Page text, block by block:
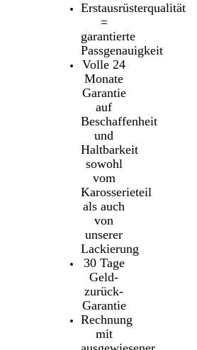
Erstausrüsterqualität
=
garantierte
Passgenauigkeit
Volle 24
Monate
Garantie
auf
Beschaffenheit
und
Haltbarkeit
sowohl
vom
Karosserieteil
als auch
von
unserer
Lackierung
30 Tage
Geld-
zurück-
Garantie
Rechnung
mit